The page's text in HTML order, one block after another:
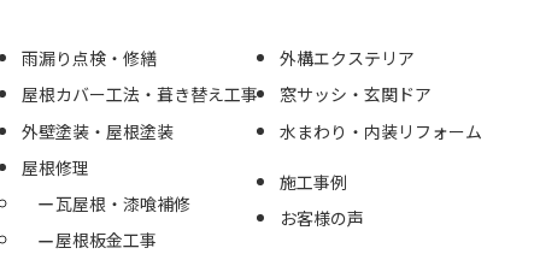
雨漏り点検・修繕
屋根カバー工法・葺き替え工事
外壁塗装・屋根塗装
屋根修理
瓦屋根・漆喰補修
屋根板金工事
外構エクステリア
窓サッシ・玄関ドア
水まわり・内装リフォーム
施工事例
お客様の声